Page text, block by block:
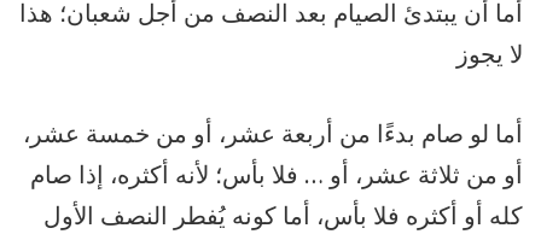
أما أن يبتدئ الصيام بعد النصف من أجل شعبان؛ هذا
لا يجوز
أما لو صام بدءًا من أربعة عشر، أو من خمسة عشر،
أو من ثلاثة عشر، أو … فلا بأس؛ لأنه أكثره، إذا صام
كله أو أكثره فلا بأس، أما كونه يُفطر النصف الأول